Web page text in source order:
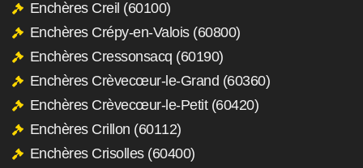
Enchères Creil (60100)
Enchères Crépy-en-Valois (60800)
Enchères Cressonsacq (60190)
Enchères Crèvecœur-le-Grand (60360)
Enchères Crèvecœur-le-Petit (60420)
Enchères Crillon (60112)
Enchères Crisolles (60400)